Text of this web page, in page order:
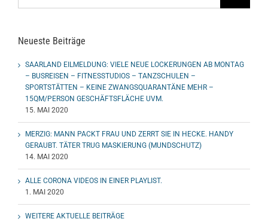
Neueste Beiträge
SAARLAND EILMELDUNG: VIELE NEUE LOCKERUNGEN AB MONTAG
– BUSREISEN – FITNESSTUDIOS – TANZSCHULEN –
SPORTSTÄTTEN – KEINE ZWANGSQUARANTÄNE MEHR –
15QM/PERSON GESCHÄFTSFLÄCHE UVM.
15. MAI 2020
MERZIG: MANN PACKT FRAU UND ZERRT SIE IN HECKE. HANDY
GERAUBT. TÄTER TRUG MASKIERUNG (MUNDSCHUTZ)
14. MAI 2020
ALLE CORONA VIDEOS IN EINER PLAYLIST.
1. MAI 2020
WEITERE AKTUELLE BEITRÄGE